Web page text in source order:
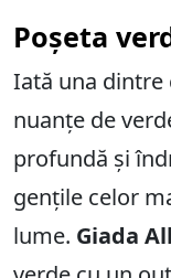
Poșeta
Iată una dintre
nuanțe de
profundă și
gențile celor
lume. Giada